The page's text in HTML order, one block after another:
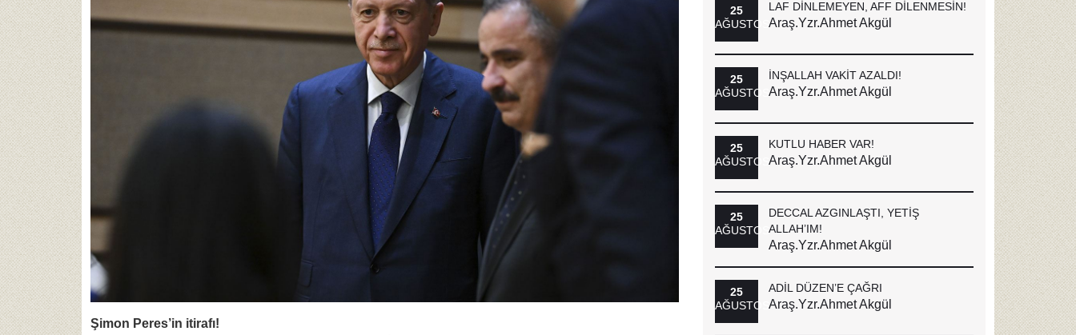
Şimon Peres’in itirafı!
25
AĞUSTOS
LAF DİNLEMEYEN, AFF DİLENMESİN!
Araş.Yzr.Ahmet Akgül
25
AĞUSTOS
İNŞALLAH VAKİT AZALDI!
Araş.Yzr.Ahmet Akgül
25
AĞUSTOS
KUTLU HABER VAR!
Araş.Yzr.Ahmet Akgül
25
AĞUSTOS
DECCAL AZGINLAŞTI, YETİŞ
ALLAH’IM!
Araş.Yzr.Ahmet Akgül
25
AĞUSTOS
ADİL DÜZEN’E ÇAĞRI
Araş.Yzr.Ahmet Akgül